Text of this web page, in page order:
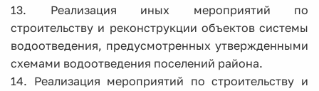
13. Реализация иных мероприятий по
строительству и реконструкции объектов системы
водоотведения, предусмотренных утвержденными
схемами водоотведения поселений района.
14. Реализация мероприятий по строительству и